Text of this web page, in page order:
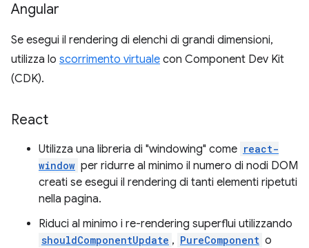
Angular
Se esegui il rendering di elenchi di grandi dimensioni,
utilizza lo scorrimento virtuale con Component Dev Kit
(CDK).
React
Utilizza una libreria di "windowing" come react-
window per ridurre al minimo il numero di nodi DOM
creati se esegui il rendering di tanti elementi ripetuti
nella pagina.
Riduci al minimo i re-rendering superflui utilizzando
shouldComponentUpdate , PureComponent o